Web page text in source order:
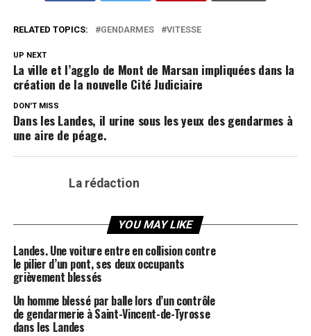
RELATED TOPICS: GENDARMES VITESSE
UP NEXT
La ville et l’agglo de Mont de Marsan impliquées dans la
création de la nouvelle Cité Judiciaire
DON'T MISS
Dans les Landes, il urine sous les yeux des gendarmes à
une aire de péage.
La rédaction
YOU MAY LIKE
Landes. Une voiture entre en collision contre
le pilier d’un pont, ses deux occupants
grièvement blessés
Un homme blessé par balle lors d’un contrôle
de gendarmerie à Saint-Vincent-de-Tyrosse
dans les Landes